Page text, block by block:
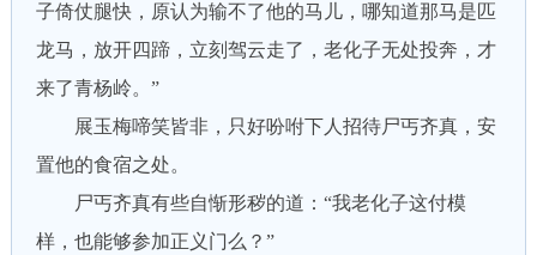
子倚仗腿快，原认为输不了他的马儿，哪知道那马是匹
龙马，放开四蹄，立刻驾云走了，老化子无处投奔，才
来了青杨岭。”
展玉梅啼笑皆非，只好吩咐下人招待尸丐齐真，安
置他的食宿之处。
尸丐齐真有些自惭形秽的道：“我老化子这付模
样，也能够参加正义门么？”